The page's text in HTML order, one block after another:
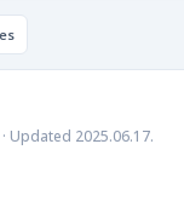
Updated 2025.06.17.